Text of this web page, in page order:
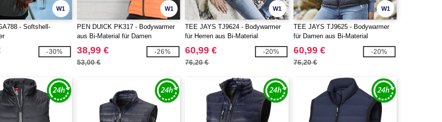
W1
- Softshell-
-30%
W1
PEN DUICK PK317 - Bodywarmer
aus Bi-Material für Damen
38,99 €
53,00 €
-26%
W1
TEE JAYS TJ9624 - Bodywarmer
für Herren aus Bi-Material
60,99 €
76,20 €
-20%
W1
TEE JAYS TJ9625 - Bodywarmer
für Damen aus Bi-Material
60,99 €
76,20 €
-20%